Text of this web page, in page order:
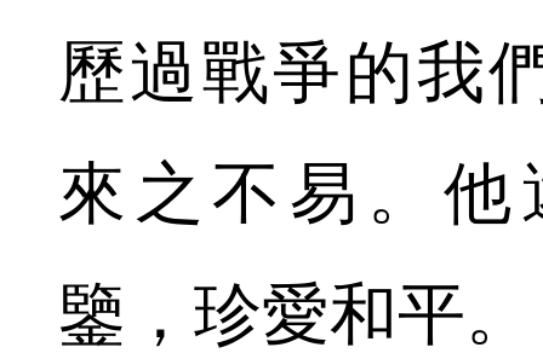
歷過戰爭的我
來之不易。
鑒，珍愛和平。